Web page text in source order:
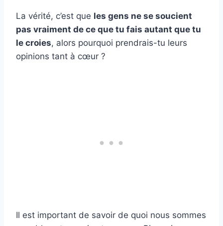
La vérité, c’est que les gens ne se soucient
pas vraiment de ce que tu fais autant que tu
le croies, alors pourquoi prendrais-tu leurs
opinions tant à cœur ?
Il est important de savoir de quoi nous sommes